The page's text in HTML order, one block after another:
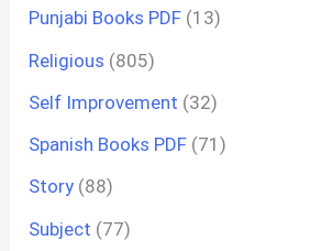
Punjabi Books PDF (13)
Religious (805)
Self Improvement (32)
Spanish Books PDF (71)
Story (88)
Subject (77)